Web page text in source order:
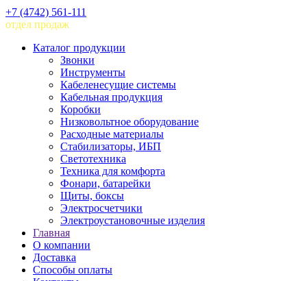
+7 (4742) 561-111
отдел продаж
Каталог продукции
Звонки
Инструменты
Кабеленесущие системы
Кабельная продукция
Коробки
Низковольтное оборудование
Расходные материалы
Стабилизаторы, ИБП
Светотехника
Техника для комфорта
Фонари, батарейки
Щиты, боксы
Электросчетчики
Электроустановочные изделия
Главная
О компании
Доставка
Способы оплаты